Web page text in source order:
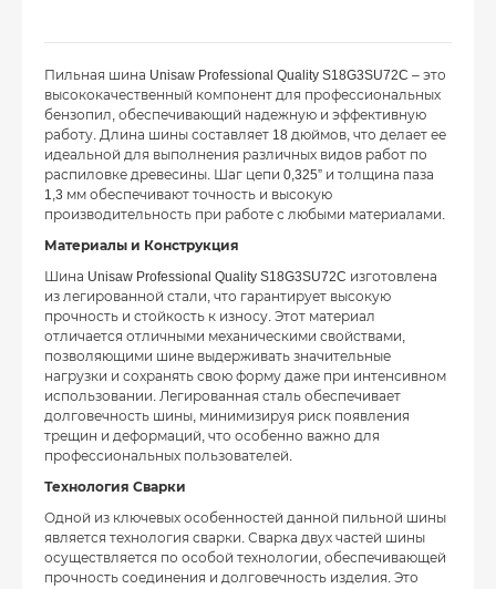
Пильная шина Unisaw Professional Quality S18G3SU72C – это
высококачественный компонент для профессиональных
бензопил, обеспечивающий надежную и эффективную
работу. Длина шины составляет 18 дюймов, что делает ее
идеальной для выполнения различных видов работ по
распиловке древесины. Шаг цепи 0,325” и толщина паза
1,3 мм обеспечивают точность и высокую
производительность при работе с любыми материалами.
Материалы и Конструкция
Шина Unisaw Professional Quality S18G3SU72C изготовлена
из легированной стали, что гарантирует высокую
прочность и стойкость к износу. Этот материал
отличается отличными механическими свойствами,
позволяющими шине выдерживать значительные
нагрузки и сохранять свою форму даже при интенсивном
использовании. Легированная сталь обеспечивает
долговечность шины, минимизируя риск появления
трещин и деформаций, что особенно важно для
профессиональных пользователей.
Технология Сварки
Одной из ключевых особенностей данной пильной шины
является технология сварки. Сварка двух частей шины
осуществляется по особой технологии, обеспечивающей
прочность соединения и долговечность изделия. Это